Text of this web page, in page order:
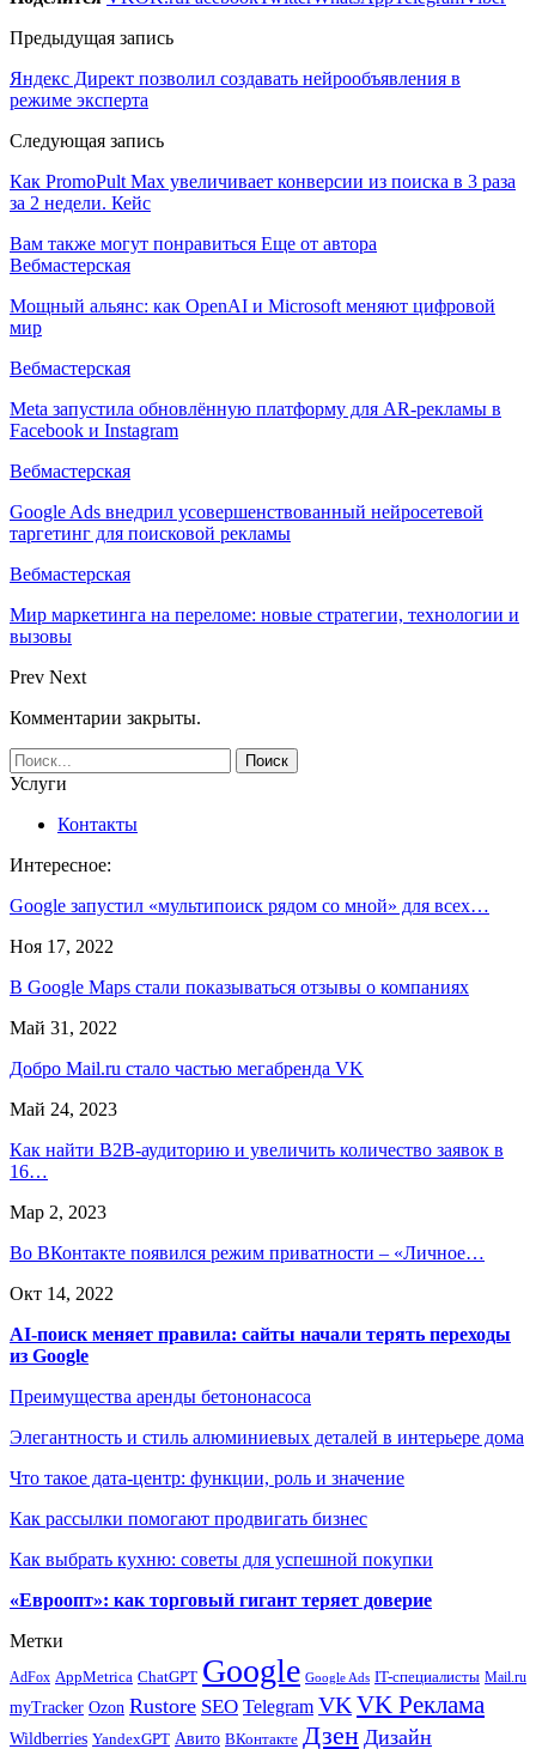
Предыдущая запись
Яндекс Директ позволил создавать нейрообъявления в
режиме эксперта
Следующая запись
Как PromoPult Max увеличивает конверсии из поиска в 3 раза
за 2 недели. Кейс
Вам также могут понравиться Еще от автора
Вебмастерская
Мощный альянс: как OpenAI и Microsoft меняют цифровой
мир
Вебмастерская
Meta запустила обновлённую платформу для AR-рекламы в
Facebook и Instagram
Вебмастерская
Google Ads внедрил усовершенствованный нейросетевой
таргетинг для поисковой рекламы
Вебмастерская
Мир маркетинга на переломе: новые стратегии, технологии и
вызовы
Prev Next
Комментарии закрыты.
Услуги
Контакты
Интересное:
Google запустил «мультипоиск рядом со мной» для всех…
Ноя 17, 2022
В Google Maps стали показываться отзывы о компаниях
Май 31, 2022
Добро Mail.ru стало частью мегабренда VK
Май 24, 2023
Как найти B2B-аудиторию и увеличить количество заявок в
16…
Мар 2, 2023
Во ВКонтакте появился режим приватности – «Личное…
Окт 14, 2022
AI-поиск меняет правила: сайты начали терять переходы
из Google
Преимущества аренды бетононасоса
Элегантность и стиль алюминиевых деталей в интерьере дома
Что такое дата-центр: функции, роль и значение
Как рассылки помогают продвигать бизнес
Как выбрать кухню: советы для успешной покупки
«Евроопт»: как торговый гигант теряет доверие
Метки
AdFox AppMetrica ChatGPT Google Google Ads IT-специалисты Mail.ru
myTracker Ozon Rustore SEO Telegram VKVK Реклама
Wildberries YandexGPT Авито ВКонтакте Дзен Дизайн